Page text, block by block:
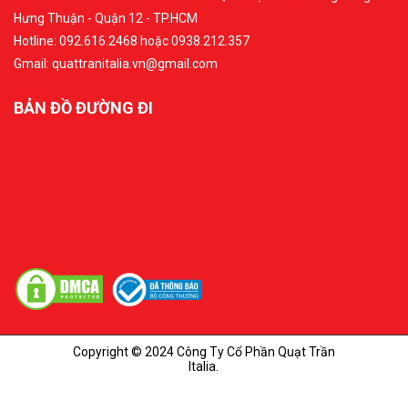
Hưng Thuận - Quận 12 - TP.HCM
Hotline: 092.616.2468 hoặc 0938.212.357
Gmail: quattranitalia.vn@gmail.com
BẢN ĐỒ ĐƯỜNG ĐI
Copyright © 2024 Công Ty Cổ Phần Quạt Trần
Italia.